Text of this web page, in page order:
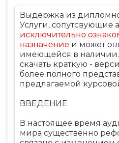
УСЛУГ 14
ЗАКЛЮЧЕНИЕ 23
СПИСОК ЛИТЕРАТУРЫ
Выдержка из
Услуги, сопутсвующие
исключительно
назначение и может
имеющейся в
скачать краткую -
более полного
предлагаемой
ВВЕДЕНИЕ
В настоящее время
мира существенно